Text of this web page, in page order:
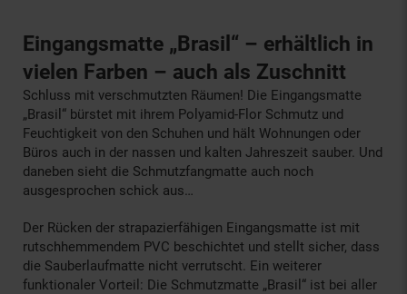
Eingangsmatte „Brasil“ – erhältlich in
vielen Farben – auch als Zuschnitt
Schluss mit verschmutzten Räumen! Die Eingangsmatte
„Brasil“ bürstet mit ihrem Polyamid-Flor Schmutz und
Feuchtigkeit von den Schuhen und hält Wohnungen oder
Büros auch in der nassen und kalten Jahreszeit sauber. Und
daneben sieht die Schmutzfangmatte auch noch
ausgesprochen schick aus…
Der Rücken der strapazierfähigen Eingangsmatte ist mit
rutschhemmendem PVC beschichtet und stellt sicher, dass
die Sauberlaufmatte nicht verrutscht. Ein weiterer
funktionaler Vorteil: Die Schmutzmatte „Brasil“ ist bei aller